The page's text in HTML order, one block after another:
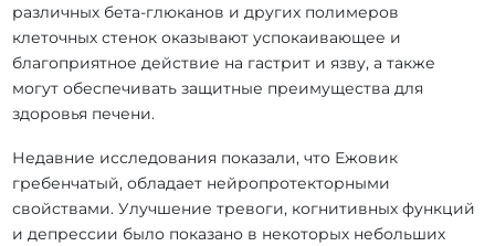
различных бета-глюканов и других полимеров
клеточных стенок оказывают успокаивающее и
благоприятное действие на гастрит и язву, а также
могут обеспечивать защитные преимущества для
здоровья печени.
Недавние исследования показали, что Ежовик
гребенчатый, обладает нейропротекторными
свойствами. Улучшение тревоги, когнитивных функций
и депрессии было показано в некоторых небольших